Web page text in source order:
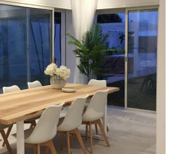
d’or Villa .2